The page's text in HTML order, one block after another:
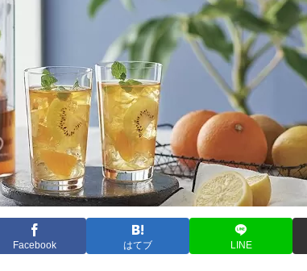
Facebook はてブ LINE